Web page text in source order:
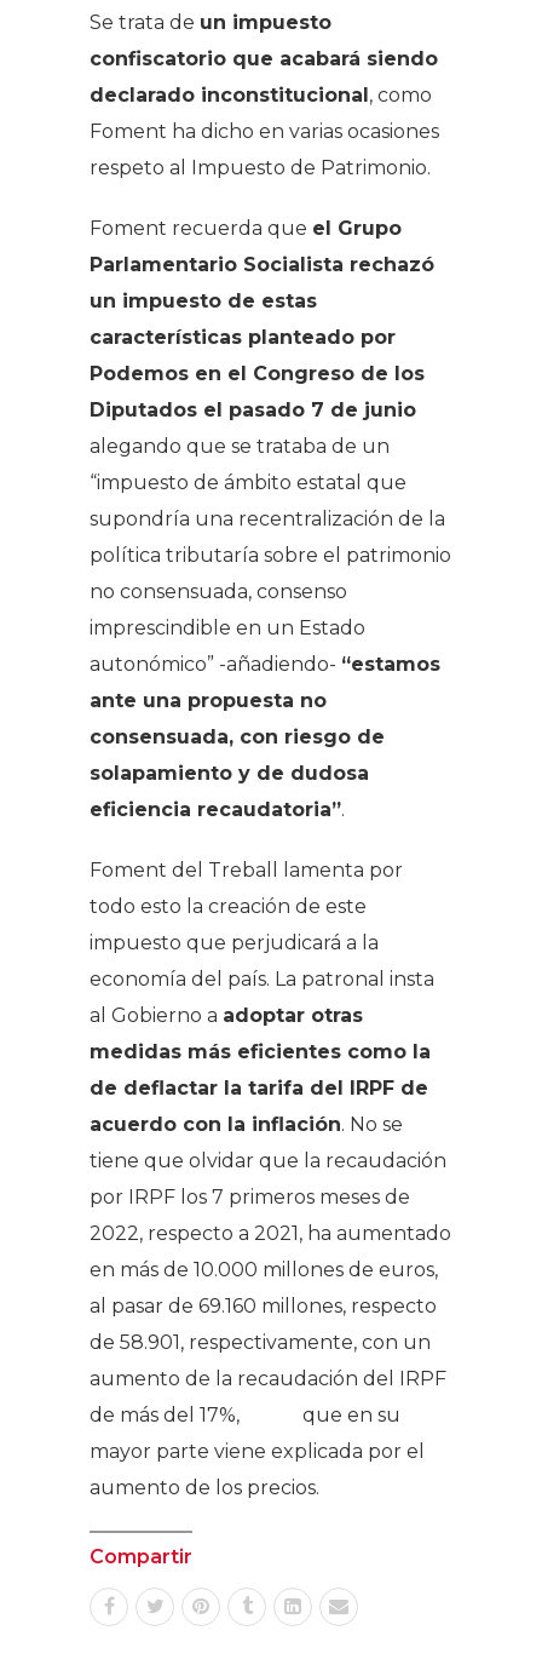
Se trata de un impuesto
confiscatorio que acabará siendo
declarado inconstitucional, como
Foment ha dicho en varias ocasiones
respeto al Impuesto de Patrimonio.
Foment recuerda que el Grupo
Parlamentario Socialista rechazó
un impuesto de estas
características planteado por
Podemos en el Congreso de los
Diputados el pasado 7 de junio
alegando que se trataba de un
“impuesto de ámbito estatal que
supondría una recentralización de la
política tributaría sobre el patrimonio
no consensuada, consenso
imprescindible en un Estado
autonómico” -añadiendo- “estamos
ante una propuesta no
consensuada, con riesgo de
solapamiento y de dudosa
eficiencia recaudatoria”.
Foment del Treball lamenta por
todo esto la creación de este
impuesto que perjudicará a la
economía del país. La patronal insta
al Gobierno a adoptar otras
medidas más eficientes como la
de deflactar la tarifa del IRPF de
acuerdo con la inflación. No se
tiene que olvidar que la recaudación
por IRPF los 7 primeros meses de
2022, respecto a 2021, ha aumentado
en más de 10.000 millones de euros,
al pasar de 69.160 millones, respecto
de 58.901, respectivamente, con un
aumento de la recaudación del IRPF
de más del 17%, que en su
mayor parte viene explicada por el
aumento de los precios.
Compartir